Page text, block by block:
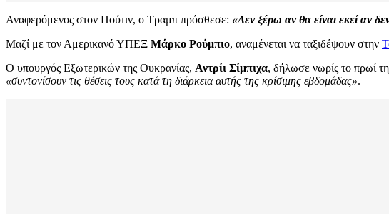
Αναφερόμενος στον Πούτιν, ο Τραμπ πρόσθεσε: «Δεν ξέρω αν θα είναι εκεί αν
Μαζί με τον Αμερικανό ΥΠΕΞ Μάρκο Ρούμπιο, αναμένεται να ταξιδέψουν στην
Ο υπουργός Εξωτερικών της Ουκρανίας, Αντρίι Σίμπιχα, δήλωσε νωρίς το πρωί
«συντονίσουν τις θέσεις τους κατά τη διάρκεια αυτής της κρίσιμης εβδομάδας».